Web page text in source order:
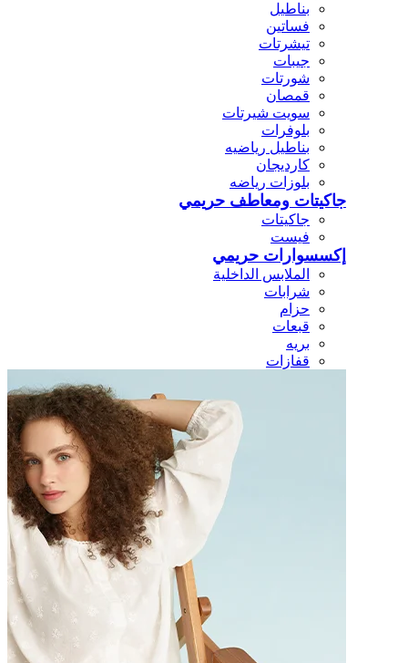
بناطيل
فساتين
تيشرتات
جيبات
شورتات
قمصان
سويت شيرتات
بلوفرات
بناطيل رياضيه
كارديجان
بلوزات رياضه
جاكيتات ومعاطف حريمي
جاكيتات
فيست
إكسسوارات حريمي
الملابس الداخلية
شرابات
حزام
قبعات
بريه
قفازات